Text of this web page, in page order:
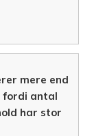
mere end
fordi antal
har stor